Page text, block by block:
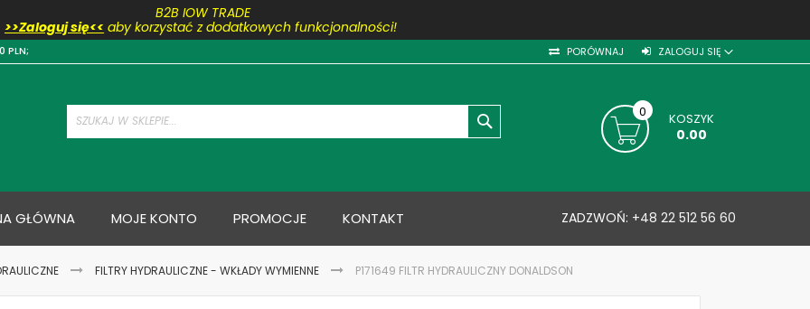
PLN;
do
PORÓWNAJ ZALOGUJ SIĘ
B2B IOW TRADE
>>Zaloguj się<< aby korzystać z dodatkowych funkcjonalności!
KOSZYK
0.00
0
GŁÓWNA MOJE KONTO PROMOCJE KONTAKT ZADZWOŃ: +48 22 512 56 60
FILTRY HYDRAULICZNE - WKŁADY WYMIENNE P171649 FILTR HYDRAULICZNY DONALDSON